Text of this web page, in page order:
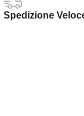
Spedizione